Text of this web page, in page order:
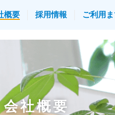
概要 採用情報 ご利用
会社概要